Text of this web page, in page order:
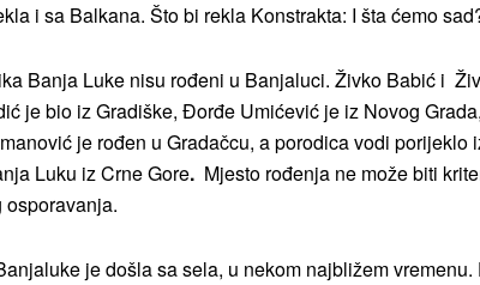
i sa Balkana. Što bi rekla Konstrakta: I šta ćemo
Banja Luke nisu rođeni u Banjaluci. Živko Babić i
je bio iz Gradiške, Đorđe Umićević je iz Novog
je rođen u Gradačcu, a porodica vodi porijeklo
Luku iz Crne Gore. Mjesto rođenja ne može biti
je došla sa sela, u nekom najbližem vremenu.